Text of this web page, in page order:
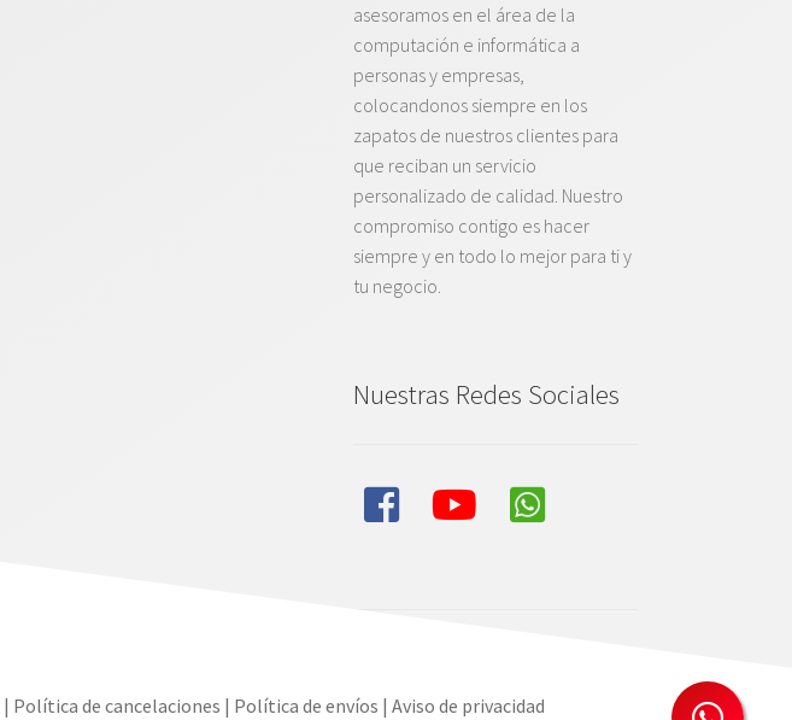
asesoramos en el área de la
computación e informática a
personas y empresas,
colocandonos siempre en los
zapatos de nuestros clientes para
que reciban un servicio
personalizado de calidad. Nuestro
compromiso contigo es hacer
siempre y en todo lo mejor para ti y
tu negocio.
Nuestras Redes Sociales
| Política de cancelaciones | Política de envíos | Aviso de privacidad